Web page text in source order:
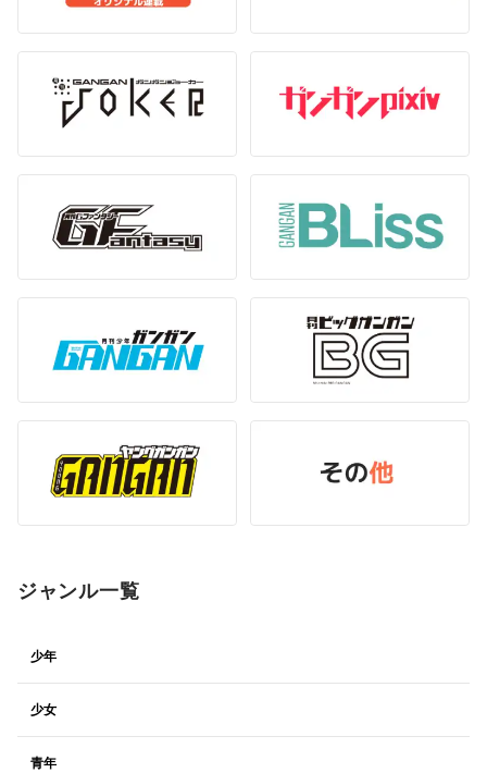
ジャンル一覧
少年
少女
青年